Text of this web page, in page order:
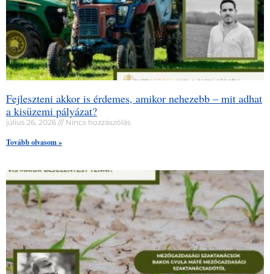
Fejleszteni akkor is érdemes, amikor nehezebb – mit adhat
a kisüzemi pályázat?
július 26, 2026 Nincs hozzászólás
Tovább olvasom »